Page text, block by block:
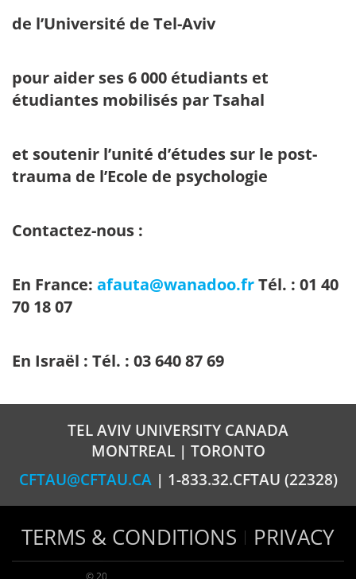
de l’Université de Tel-Aviv
pour aider ses 6 000 étudiants et
étudiantes mobilisés par Tsahal
et soutenir l’unité d’études sur le post-
trauma de l’Ecole de psychologie
Contactez-nous :
En France: afauta@wanadoo.frTél. : 01 40
70 18 07
En Israël : Tél. : 03 640 87 69
TEL AVIV UNIVERSITY CANADA
MONTREAL | TORONTO
CFTAU@CFTAU.CA | 1-833.32.CFTAU (22328)
TERMS & CONDITIONS PRIVACY